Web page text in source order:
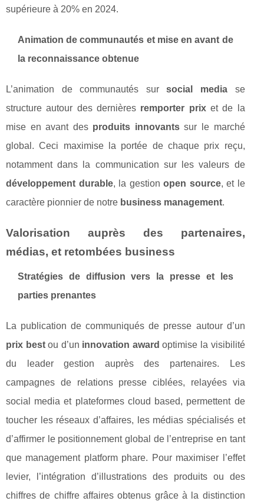
supérieure à 20% en 2024.
Animation de communautés et mise en avant de
la reconnaissance obtenue
L’animation de communautés sursocial media se
structure autour des dernières remporter prixet de la
mise en avant des produits innovantssur le marché
global. Ceci maximise la portée de chaque prix reçu,
notamment dans la communication sur les valeurs de
développement durable, la gestionopen source, et le
caractère pionnier de notre business management.
Valorisation auprès des partenaires,
médias, et retombées business
Stratégies de diffusion vers la presse et les
parties prenantes
La publication de communiqués de presse autour d’un
prix bestou d’un innovation award optimise la visibilité
du leader gestion auprès des partenaires. Les
campagnes de relations presse ciblées, relayées via
social media et plateformes cloud based, permettent de
toucher les réseaux d’affaires, les médias spécialisés et
d’affirmer le positionnement global de l’entreprise en tant
que management platform phare. Pour maximiser l’effet
levier, l’intégration d’illustrations des produits ou des
chiffres de chiffre affaires obtenus grâce à la distinction